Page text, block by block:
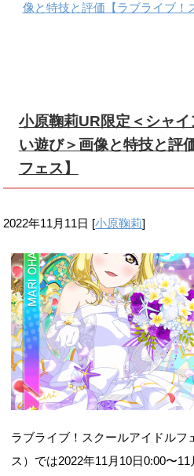
像と特技と評価【ラブライブ！
小原鞠莉UR限定＜シャ
い遊び＞画像と特技と評
フェス】
2022年11月11日 [小原鞠莉]
ラブライブ！スクールアイドルフ
ス）では2022年11月10日0:00〜